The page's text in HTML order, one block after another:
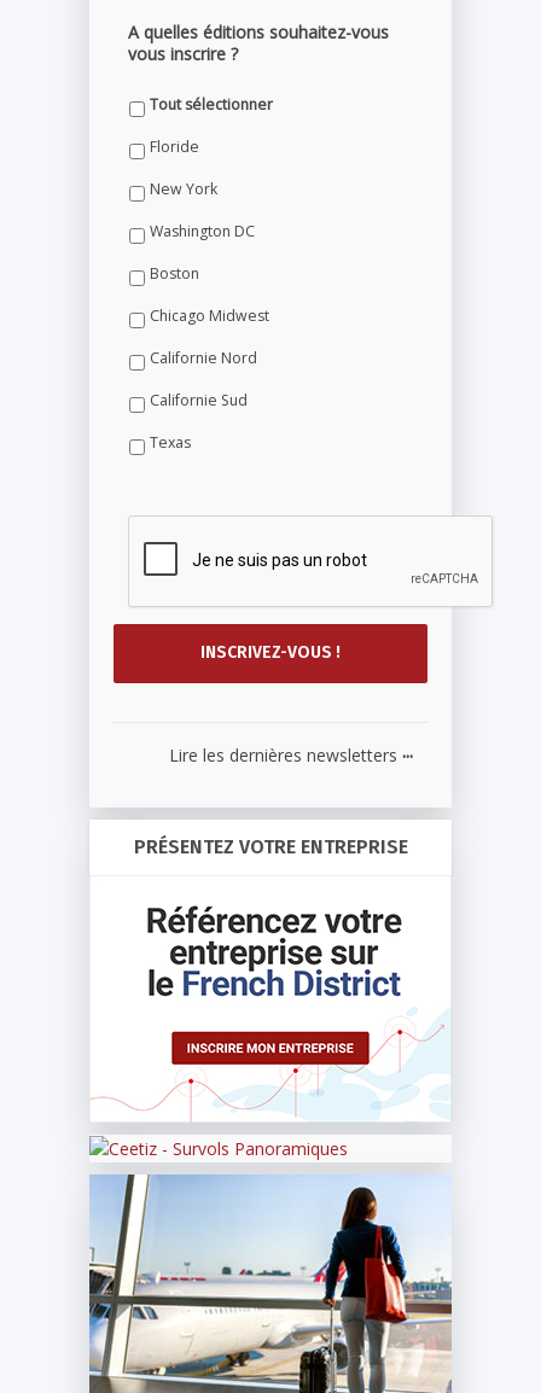
A quelles éditions souhaitez-vous
vous inscrire ?
Tout sélectionner
Floride
New York
Washington DC
Boston
Chicago Midwest
Californie Nord
Californie Sud
Texas
Lire les dernières newsletters ...
PRÉSENTEZ VOTRE ENTREPRISE